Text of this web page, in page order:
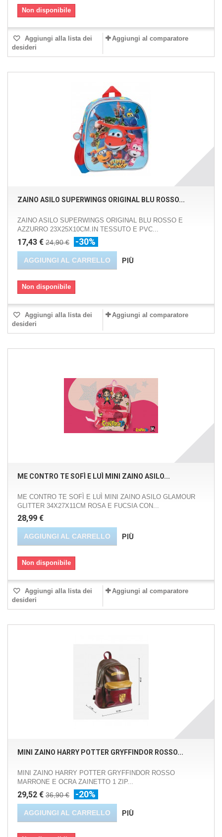
Non disponibile
Aggiungi alla lista dei
desideri
Aggiungi al comparatore
ZAINO ASILO SUPERWINGS ORIGINAL BLU ROSSO...
ZAINO ASILO SUPERWINGS ORIGINAL BLU ROSSO E
AZZURRO 23X25X10CM.IN TESSUTO E PVC...
17,43 € 24,90 € -30%
AGGIUNGI AL CARRELLO PIÙ
Non disponibile
Aggiungi alla lista dei
desideri
Aggiungi al comparatore
ME CONTRO TE SOFÌ E LUÌ MINI ZAINO ASILO...
ME CONTRO TE SOFÌ E LUÌ MINI ZAINO ASILO GLAMOUR
GLITTER 34X27X11CM ROSA E FUCSIA CON...
28,99 €
AGGIUNGI AL CARRELLO PIÙ
Non disponibile
Aggiungi alla lista dei
desideri
Aggiungi al comparatore
MINI ZAINO HARRY POTTER GRYFFINDOR ROSSO...
MINI ZAINO HARRY POTTER GRYFFINDOR ROSSO
MARRONE E OCRA ZAINETTO 1 ZIP...
29,52 € 36,90 € -20%
AGGIUNGI AL CARRELLO PIÙ